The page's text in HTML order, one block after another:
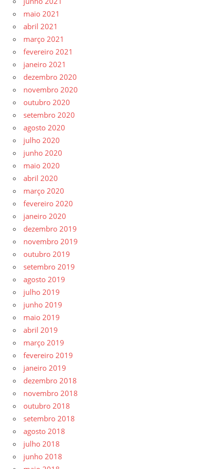
maio 2021
abril 2021
março 2021
fevereiro 2021
janeiro 2021
dezembro 2020
novembro 2020
outubro 2020
setembro 2020
agosto 2020
julho 2020
junho 2020
maio 2020
abril 2020
março 2020
fevereiro 2020
janeiro 2020
dezembro 2019
novembro 2019
outubro 2019
setembro 2019
agosto 2019
julho 2019
junho 2019
maio 2019
abril 2019
março 2019
fevereiro 2019
janeiro 2019
dezembro 2018
novembro 2018
outubro 2018
setembro 2018
agosto 2018
julho 2018
junho 2018